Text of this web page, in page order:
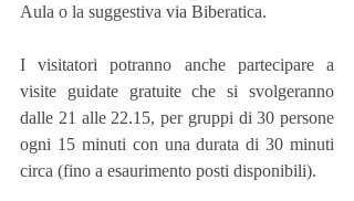
Aula o la suggestiva via Biberatica.
I visitatori potranno anche partecipare a
visite guidate gratuite che si svolgeranno
dalle 21 alle 22.15, per gruppi di 30 persone
ogni 15 minuti con una durata di 30 minuti
circa (fino a esaurimento posti disponibili).